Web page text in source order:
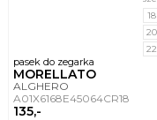
pasek do zegarka
MORELLATO
ALGHERO
A01X6168E45064CR18
135,-